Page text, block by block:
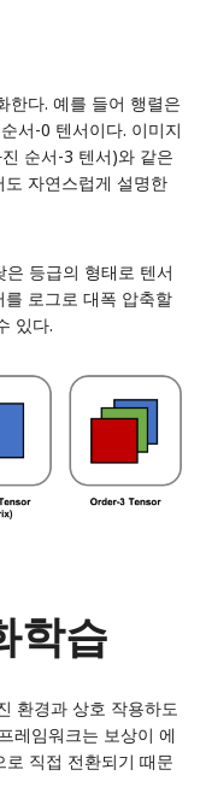
한다. 예를 들어 행렬은
서-0 텐서이다. 이미지
순서-3 텐서)와 같은
자연스럽게 설명한
등급의 형태로 텐서
로그로 대폭 압축할
있다.
학습
환경과 상호 작용하도
레임워크는 보상이 에
직접 전환되기 때문